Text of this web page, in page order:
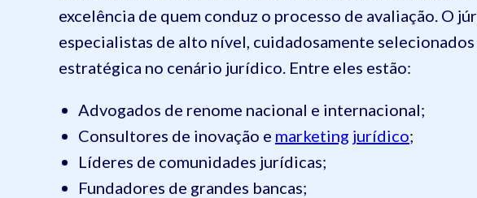
excelência de quem conduz o processo de avaliação. O
especialistas de alto nível, cuidadosamente
estratégica no cenário jurídico. Entre eles estão:
Advogados de renome nacional e internacional;
Consultores de inovação e marketing jurídico;
Líderes de comunidades jurídicas;
Fundadores de grandes bancas;